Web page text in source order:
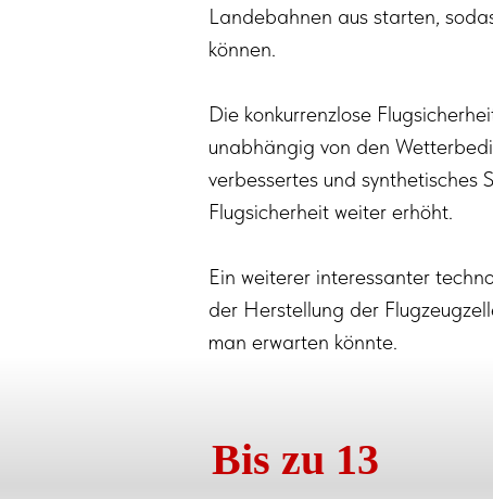
Landebahnen aus starten,
können.
Die konkurrenzlose
unabhängig von den
verbessertes und synthetisches
Flugsicherheit weiter erhöht.
Ein weiterer interessanter
der Herstellung der
man erwarten könnte.
Bis zu 13